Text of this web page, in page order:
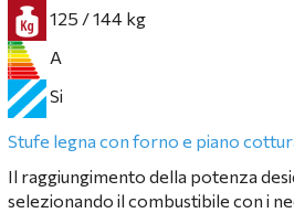
125 / 144 kg
A
Si
Stufe legna con forno e piano
Il raggiungimento della potenza
selezionando il combustibile con i